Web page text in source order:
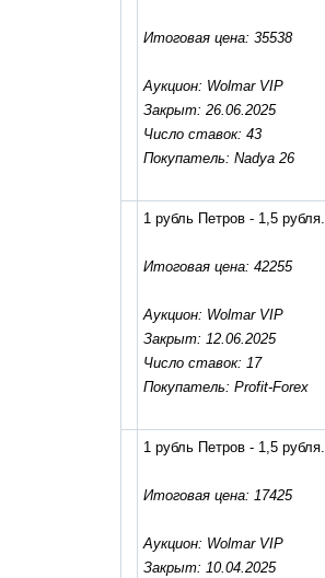
Итоговая цена: 35538
Аукцион: Wolmar VIP
Закрыт: 26.06.2025
Число ставок: 43
Покупатель: Nadya 26
1 рубль Петров - 1,5 рубля.
Итоговая цена: 42255
Аукцион: Wolmar VIP
Закрыт: 12.06.2025
Число ставок: 17
Покупатель: Profit-Forex
1 рубль Петров - 1,5 рубля.
Итоговая цена: 17425
Аукцион: Wolmar VIP
Закрыт: 10.04.2025